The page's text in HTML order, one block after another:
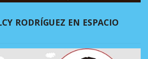
RODRÍGUEZ EN ESPACIO